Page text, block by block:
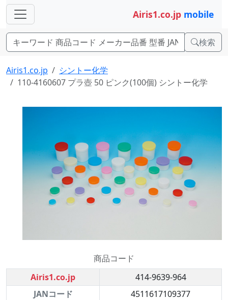
Airis1.co.jp mobile
検索
Airis1.co.jp
シントー化学
110-4160607 プラ壺 50 ピンク(100個) シントー化学
商品コード
Airis1.co.jp
414-9639-964
JANコード
4511617109377